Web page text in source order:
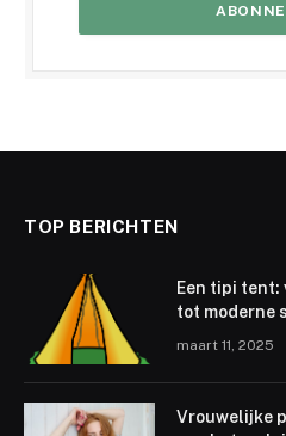
TOP BERICHTEN
Een tipi
tot moderne
maart 11, 2025
Vrouwelijke